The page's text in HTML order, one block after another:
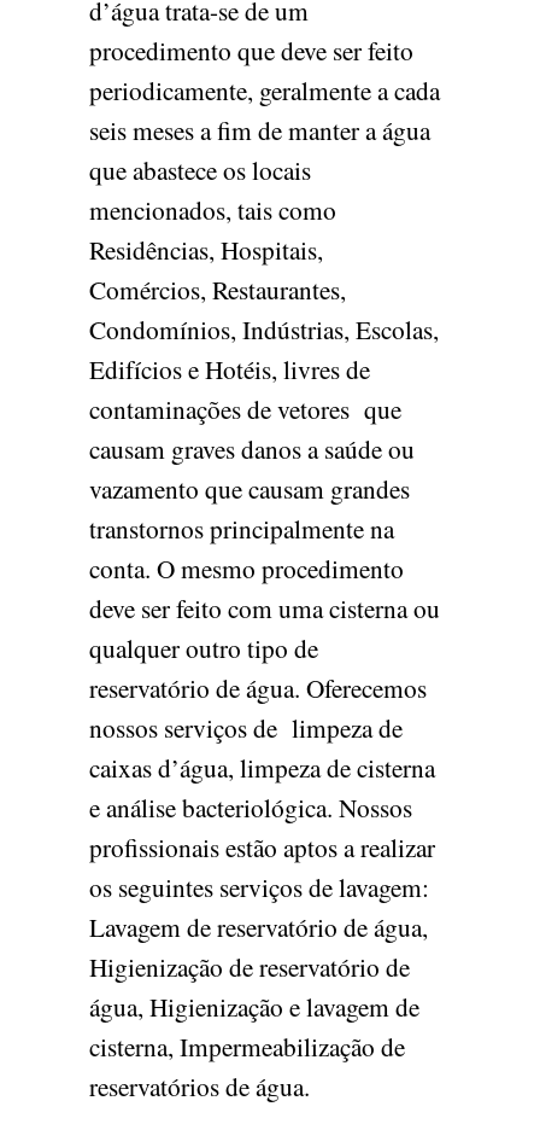
d’água trata-se de um
procedimento que deve ser feito
periodicamente, geralmente a cada
seis meses a fim de manter a água
que abastece os locais
mencionados, tais como
Residências, Hospitais,
Comércios, Restaurantes,
Condomínios, Indústrias, Escolas,
Edifícios e Hotéis, livres de
contaminações de vetores que
causam graves danos a saúde ou
vazamento que causam grandes
transtornos principalmente na
conta. O mesmo procedimento
deve ser feito com uma cisterna ou
qualquer outro tipo de
reservatório de água. Oferecemos
nossos serviços de limpeza de
caixas d’água, limpeza de cisterna
e análise bacteriológica. Nossos
profissionais estão aptos a realizar
os seguintes serviços de lavagem:
Lavagem de reservatório de água,
Higienização de reservatório de
água, Higienização e lavagem de
cisterna, Impermeabilização de
reservatórios de água.